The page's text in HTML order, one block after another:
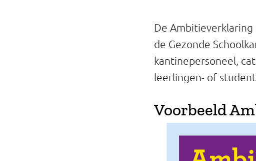
De
de Gezonde
kantinepersoneel,
leerlingen- of
Voorbeeld